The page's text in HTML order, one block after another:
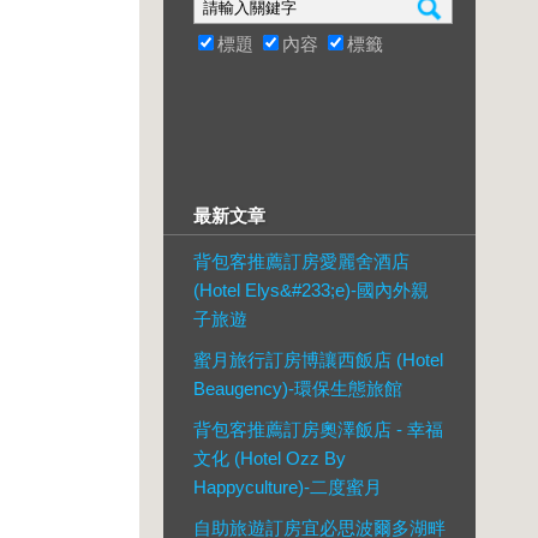
標題 內容 標籤
最新文章
背包客推薦訂房愛麗舍酒店
(Hotel Elys&#233;e)-國內外親
子旅遊
蜜月旅行訂房博讓西飯店 (Hotel
Beaugency)-環保生態旅館
背包客推薦訂房奧澤飯店 - 幸福
文化 (Hotel Ozz By
Happyculture)-二度蜜月
自助旅遊訂房宜必思波爾多湖畔